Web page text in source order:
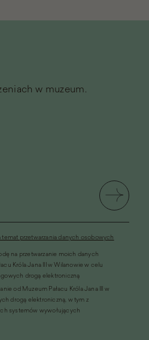
w muzeum.
temat przetwarzania danych osobowych
na przetwarzanie moich danych
Króla Jana III w Wilanowie w celu
drogą elektroniczną
od Muzeum Pałacu Króla Jana III w
drogą elektroniczną, w tym z
systemów wywołujących